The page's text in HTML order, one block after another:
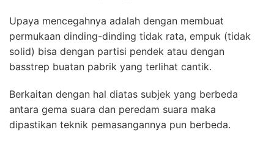
Upaya mencegahnya adalah dengan membuat
permukaan dinding-dinding tidak rata, empuk (tidak
solid) bisa dengan partisi pendek atau dengan
basstrep buatan pabrik yang terlihat cantik.
Berkaitan dengan hal diatas subjek yang berbeda
antara gema suara dan peredam suara maka
dipastikan teknik pemasangannya pun berbeda.